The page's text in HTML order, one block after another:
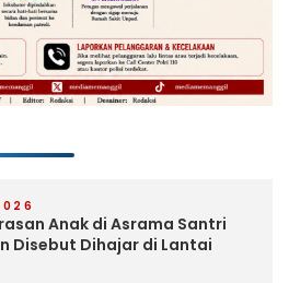
Anak di Asrama Santri
Disebut Dihajar di Lantai